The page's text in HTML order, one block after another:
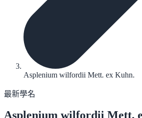
Asplenium wilfordii Mett. ex Kuhn.
最新學名
Asplenium wilfordii Mett.